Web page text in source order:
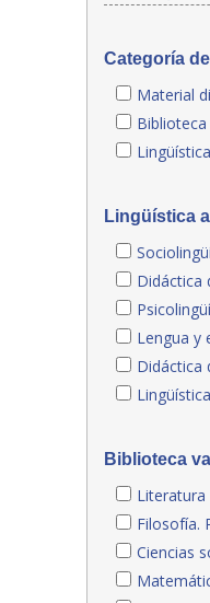
Categoría
Material
Biblioteca
Lingüística
Didáctica
Lengua y
Didáctica
Lingüística
Biblioteca
Literatura
Filosofía.
Ciencias